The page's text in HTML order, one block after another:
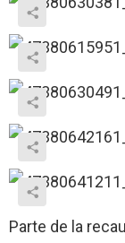
Parte de la